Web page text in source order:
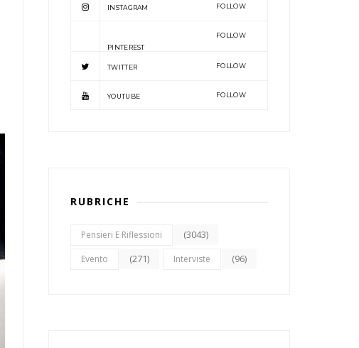
INSTAGRAM FOLLOW
PINTEREST
FOLLOW
TWITTER FOLLOW
YOUTUBE FOLLOW
RUBRICHE
Pensieri E Riflessioni (3043)
Evento (271) Interviste (96)